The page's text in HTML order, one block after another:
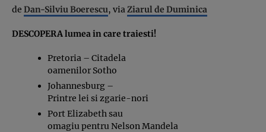
de Dan-Silviu Boerescu, viaZiarul de Duminica
DESCOPERA lumea in care traiesti!
Pretoria – Citadela
oamenilor Sotho
Johannesburg –
Printre lei si zgarie-nori
Port Elizabeth sau
omagiu pentru Nelson Mandela